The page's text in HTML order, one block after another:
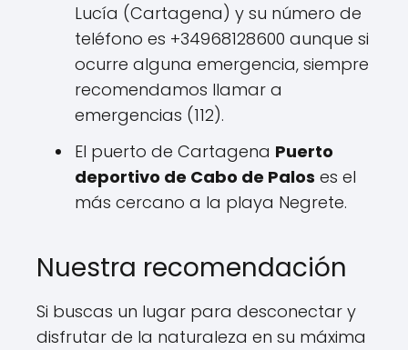
Lucía (Cartagena) y su número de
teléfono es +34968128600 aunque si
ocurre alguna emergencia, siempre
recomendamos llamar a
emergencias (112).
El puerto de Cartagena Puerto
deportivo de Cabo de Palos es el
más cercano a la playa Negrete.
Nuestra recomendación
Si buscas un lugar para desconectar y
disfrutar de la naturaleza en su máxima